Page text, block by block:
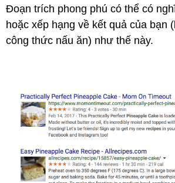
Đoạn trích phong phú có thể có
hoặc xếp hạng về kết quả của bạn
công thức nấu ăn) như thế này.